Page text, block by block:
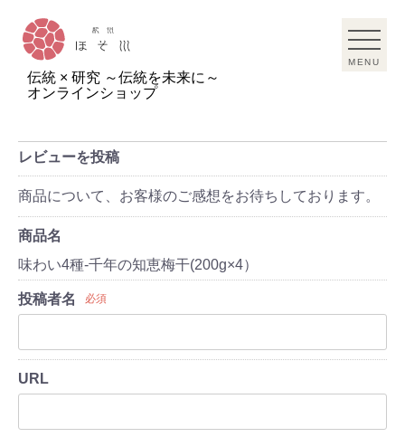
伝統 × 研究 ～伝統を未来に～
オンラインショップ
MENU
レビューを投稿
商品について、お客様のご感想をお待ちしております。
商品名
味わい4種-千年の知恵梅干(200g×4）
投稿者名 必須
URL